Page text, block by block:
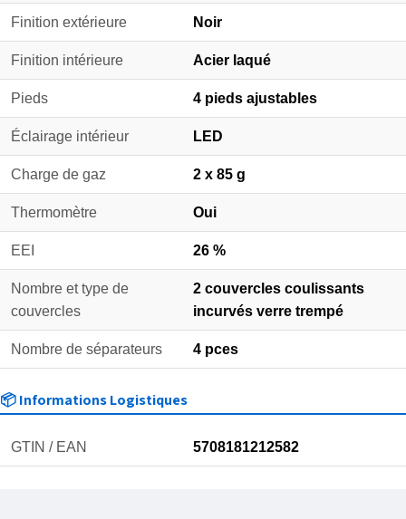
Finition extérieure Noir
Finition intérieure Acier laqué
Pieds 4 pieds ajustables
Éclairage intérieur LED
Charge de gaz 2 x 85 g
Thermomètre Oui
EEI 26 %
Nombre et type de
couvercles
2 couvercles coulissants
incurvés verre trempé
Nombre de séparateurs 4 pces
📦 Informations Logistiques
GTIN / EAN 5708181212582